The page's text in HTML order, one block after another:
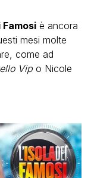
Famosi è ancora
mesi molte
come ad
Vip o Nicole